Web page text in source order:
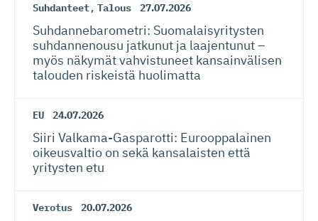
Suhdanteet, Talous 27.07.2026
Suhdanneba­ro­metri: Suomalaisy­ri­tysten
suhdannenousu jatkunut ja laajentunut –
myös näkymät vahvistuneet kansainvälisen
talouden riskeistä huolimatta
EU 24.07.2026
Siiri Valkama-Gas­pa­rotti: Eurooppalainen
oikeusvaltio on sekä kansalaisten että
yritysten etu
Verotus 20.07.2026